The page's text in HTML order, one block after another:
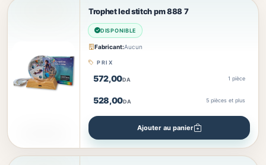
Trophet led stitch pm 888 7
DISPONIBLE
Fabricant:Aucun
PRIX
572,00DA 1 pièce
528,00DA 5 pièces et plus
Ajouter au panier